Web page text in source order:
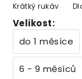
Krátký rukáv
Velikost:
do 1 měsíce
6 - 9 měsíců